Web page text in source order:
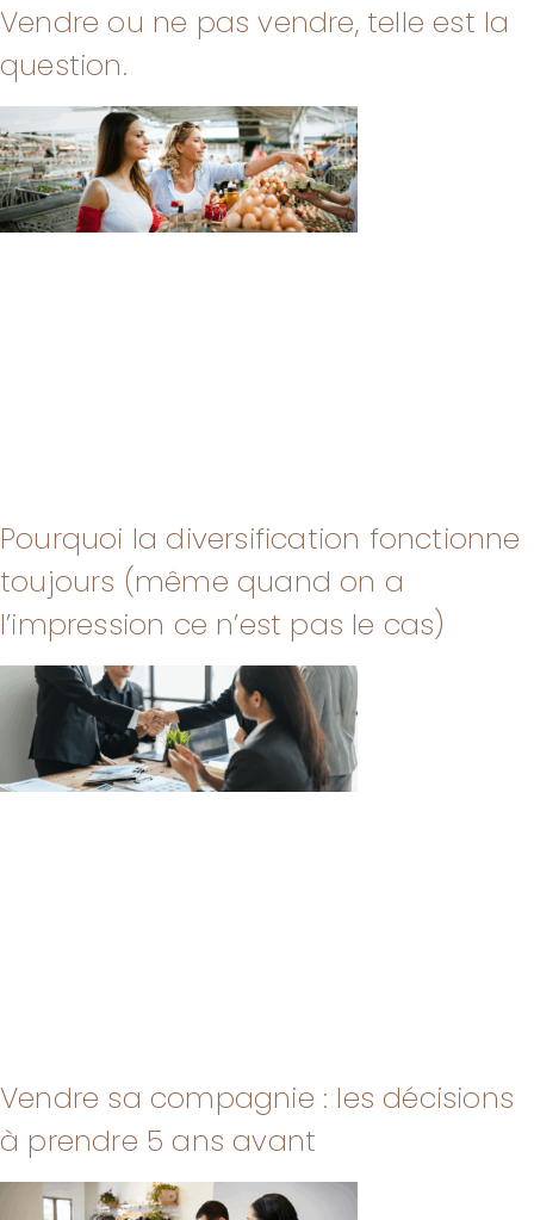
Vendre ou ne pas vendre, telle est la
question.
Pourquoi la diversification fonctionne
toujours (même quand on a
l’impression ce n’est pas le cas)
Vendre sa compagnie : les décisions
à prendre 5 ans avant